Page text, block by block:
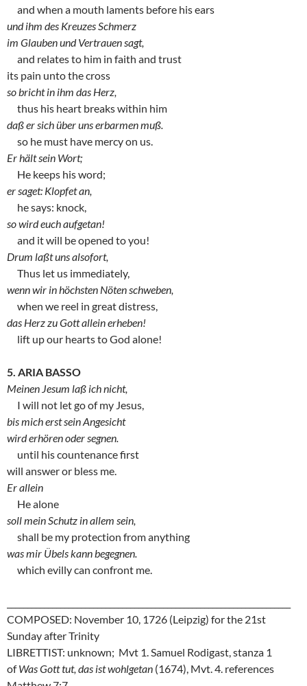
and when a mouth laments before his ears
und ihm des Kreuzes Schmerz
im Glauben und Vertrauen sagt,
and relates to him in faith and trust
its pain unto the cross
so bricht in ihm das Herz,
thus his heart breaks within him
daß er sich über uns erbarmen muß.
so he must have mercy on us.
Er hält sein Wort;
He keeps his word;
er saget: Klopfet an,
he says: knock,
so wird euch aufgetan!
and it will be opened to you!
Drum laßt uns alsofort,
Thus let us immediately,
wenn wir in höchsten Nöten schweben,
when we reel in great distress,
das Herz zu Gott allein erheben!
lift up our hearts to God alone!
5. ARIA BASSO
Meinen Jesum laß ich nicht,
I will not let go of my Jesus,
bis mich erst sein Angesicht
wird erhören oder segnen.
until his countenance first
will answer or bless me.
Er allein
He alone
soll mein Schutz in allem sein,
shall be my protection from anything
was mir Übels kann begegnen.
which evilly can confront me.
COMPOSED: November 10, 1726 (Leipzig) for the 21st
Sunday after Trinity
LIBRETTIST: unknown; Mvt 1. Samuel Rodigast, stanza 1
ofWas Gott tut, das ist wohlgetan (1674), Mvt. 4. references